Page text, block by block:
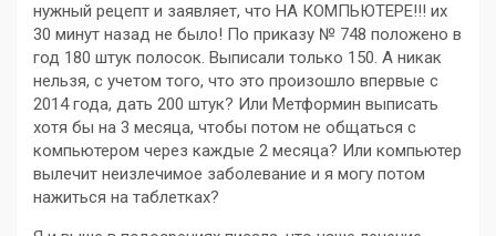
нужный рецепт и заявляет, что НА КОМПЬЮТЕРЕ!!! их
30 минут назад не было! По приказу № 748 положено в
год 180 штук полосок. Выписали только 150. А никак
нельзя, с учетом того, что это произошло впервые с
2014 года, дать 200 штук? Или Метформин выписать
хотя бы на 3 месяца, чтобы потом не общаться с
компьютером через каждые 2 месяца? Или компьютер
вылечит неизлечимое заболевание и я могу потом
нажиться на таблетках?